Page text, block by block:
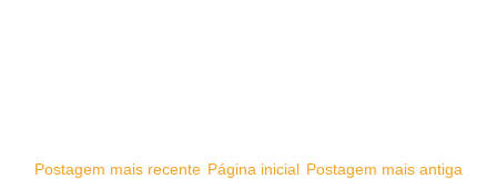
Postagem mais recente Postagem mais antiga
Página inicial